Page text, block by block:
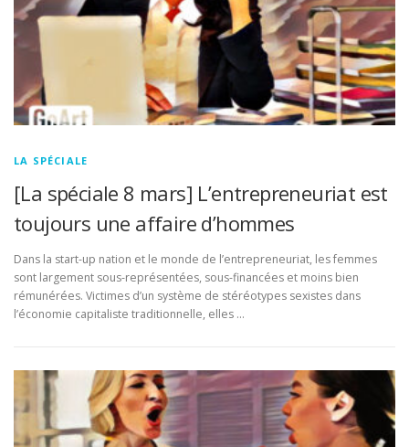
LA SPÉCIALE
[La spéciale 8 mars] L’entrepreneuriat est
toujours une affaire d’hommes
Dans la start-up nation et le monde de l’entrepreneuriat, les femmes
sont largement sous-représentées, sous-financées et moins bien
rémunérées. Victimes d’un système de stéréotypes sexistes dans
l’économie capitaliste traditionnelle, elles …